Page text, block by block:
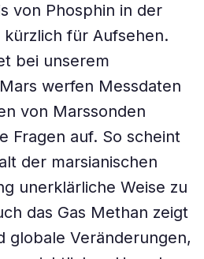
von Phosphin in der
für Aufsehen.
bei unserem
werfen Messdaten
von Marssonden
Fragen auf. So scheint
der marsianischen
unerklärliche Weise zu
das Gas Methan zeigt
globale Veränderungen,